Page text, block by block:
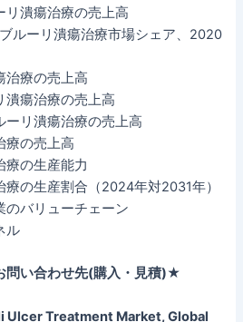
リ潰瘍治療の売上高
ルーリ潰瘍治療市場シェア、2020
治療の売上高
潰瘍治療の売上高
ーリ潰瘍治療の売上高
療の売上高
療の生産能力
療の生産割合（2024年対2031年）
のバリューチェーン
ル
問い合わせ先(購入・見積)★
Ulcer Treatment Market, Global